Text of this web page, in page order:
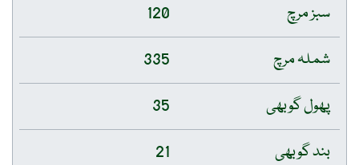
سبز مرچ
120
شملہ مرچ
335
پھول گوبھی
35
بند گوبھی
21